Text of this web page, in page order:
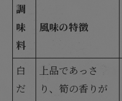
調
味
料
風味の特徴
白
だ
上品であっさ
り、筍の香りが